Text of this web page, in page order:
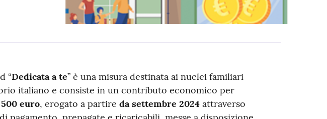
“Dedicata a te” è una misura destinata ai nuclei familiari
italiano e consiste in un contributo economico per
500 euro, erogato a partire da settembre 2024attraverso